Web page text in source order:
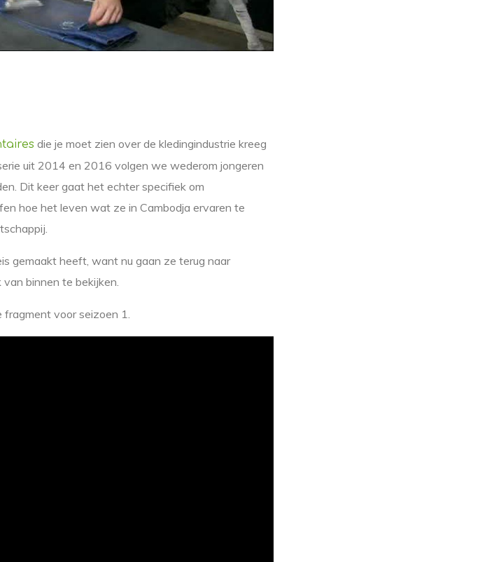
die je moet zien over de kledingindustrie kreeg
uit 2014 en 2016 volgen we wederom jongeren
Dit keer gaat het echter specifiek om
hoe het leven wat ze in Cambodja ervaren te
gemaakt heeft, want nu gaan ze terug naar
binnen te bekijken.
fragment voor seizoen 1.